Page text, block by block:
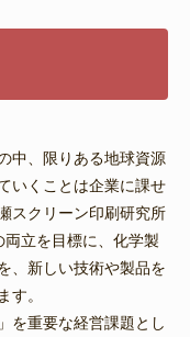
中、限りある地球資源
いくことは企業に課せ
スクリーン印刷研究所
立を目標に、化学製
、新しい技術や製品を
。
を重要な経営課題とし